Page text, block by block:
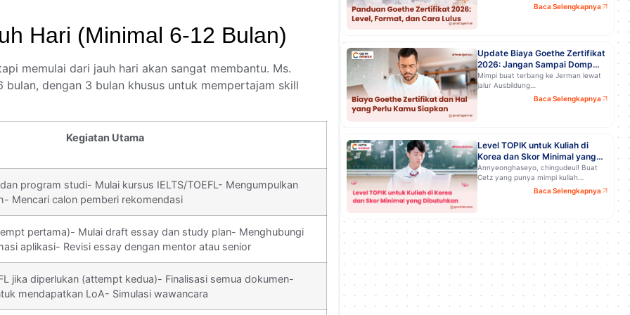
Hari (Minimal 6-12 Bulan)
memulai dari jauh hari akan sangat membantu. Ms.
dengan 3 bulan khusus untuk mempertajam skill
Kegiatan Utama
program studi- Mulai kursus IELTS/TOEFL- Mengumpulkan
Mencari calon pemberi rekomendasi
pertama)- Mulai draft essay dan study plan- Menghubungi
aplikasi- Revisi essay dengan mentor atau senior
jika diperlukan (attempt kedua)- Finalisasi semua dokumen-
mendapatkan LoA- Simulasi wawancara
Baca Selengkapnya
Update Biaya Goethe Zertifikat
2026: Jangan Sampai Dompet
Kamu Kaget!
Mimpi buat terbang ke Jerman lewat
jalur Ausbildung…
Baca Selengkapnya
Level TOPIK untuk Kuliah di
Korea dan Skor Minimal yang
Dibutuhkan
Annyeonghaseyo, chingudeul! Buat
Cetz yang punya mimpi kuliah…
Baca Selengkapnya